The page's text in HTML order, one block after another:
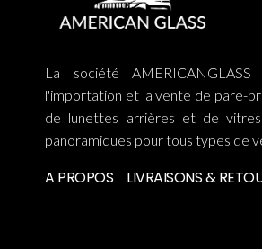
La société
l'importation et la vente de pare-
de lunettes arrières et de
panoramiques pour tous types de
A PROPOS LIVRAISONS &